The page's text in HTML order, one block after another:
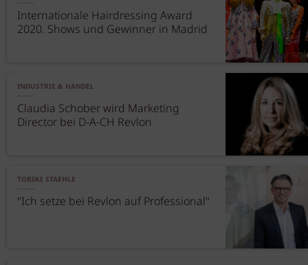
Internationale Hairdressing Award
2020. Shows und Gewinner in Madrid
INDUSTRIE & HANDEL
Claudia Schober wird Marketing
Director bei D-A-CH Revlon
TOBIAS STAEHLE
"Ich setze bei Revlon auf Professional"